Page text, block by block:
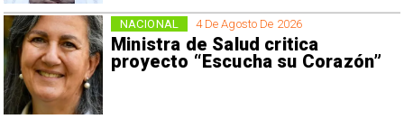
4 De Agosto De 2026
Ministra de Salud critica
proyecto “Escucha su Corazón”
NACIONAL